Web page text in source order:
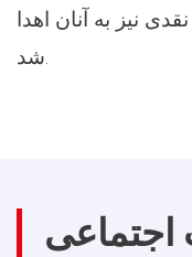
نیز به آنان اهدا
شد.